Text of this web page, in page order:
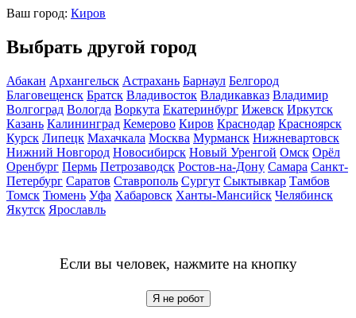
Ваш город: Киров
Выбрать другой город
Абакан Архангельск Астрахань Барнаул Белгород
Благовещенск Братск Владивосток Владикавказ Владимир
Волгоград Вологда Воркута Екатеринбург Ижевск Иркутск
Казань Калининград Кемерово Киров Краснодар Красноярск
Курск Липецк Махачкала Москва Мурманск Нижневартовск
Нижний Новгород Новосибирск Новый Уренгой Омск Орёл
Оренбург Пермь Петрозаводск Ростов-на-Дону Самара Санкт-
Петербург Саратов Ставрополь Сургут Сыктывкар Тамбов
Томск Тюмень Уфа Хабаровск Ханты-Мансийск Челябинск
Якутск Ярославль
Если вы человек, нажмите на кнопку
Я не робот